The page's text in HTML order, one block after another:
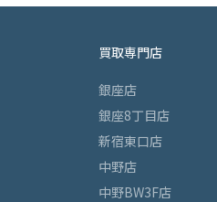
買取専門店
銀座店
銀座8丁目店
新宿東口店
中野店
中野BW3F店